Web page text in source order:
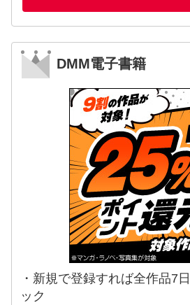
DMM電子書籍
・新規で登録すれば全作品7
ック